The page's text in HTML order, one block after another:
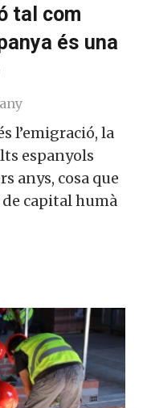
tal com
és una
l’emigració, la
espanyols
anys, cosa que
capital humà